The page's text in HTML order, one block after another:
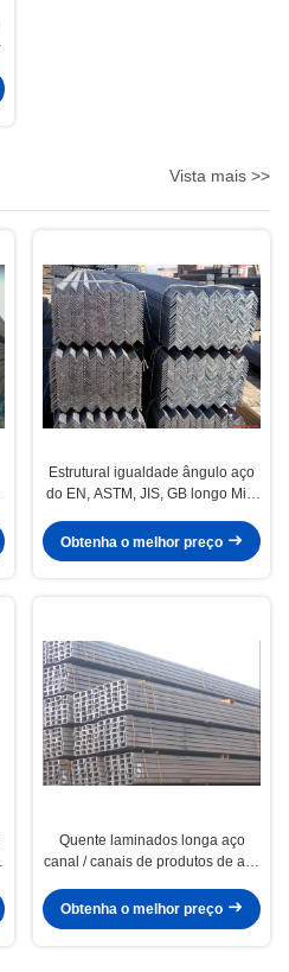
Vista mais >>
Estrutural igualdade ângulo aço
do EN, ASTM, JIS, GB longo Mild
Obtenha o melhor preço
Quente laminados longa aço
canal / canais de produtos de aço
Obtenha o melhor preço